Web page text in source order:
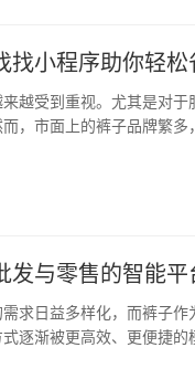
小程序助你轻松
越受到重视。尤其是对
，市面上的裤子品牌繁多
发与零售的智能平
求日益多样化，而裤子作
逐渐被更高效、更便捷的